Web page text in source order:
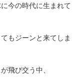
今の時代に生まれて
もジーンと来てしま
飛び交う中、